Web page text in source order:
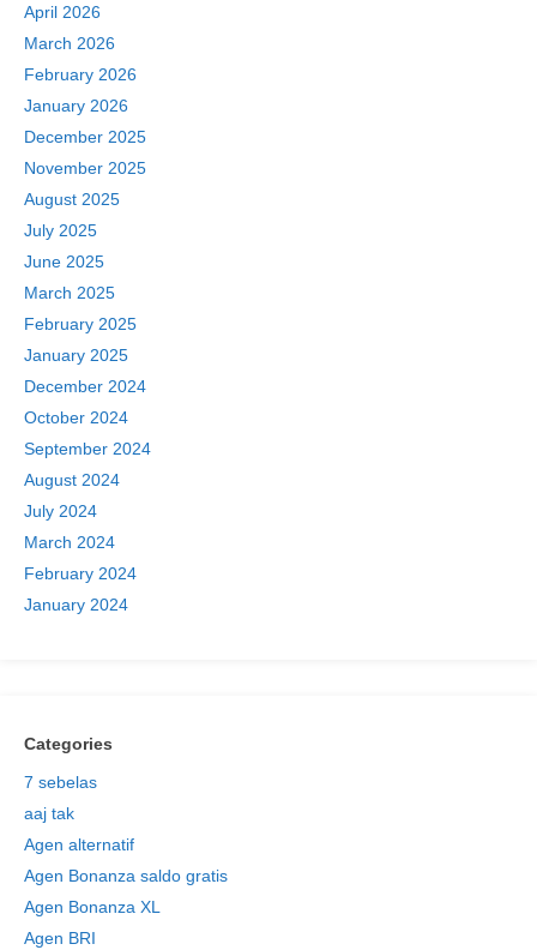
April 2026
March 2026
February 2026
January 2026
December 2025
November 2025
August 2025
July 2025
June 2025
March 2025
February 2025
January 2025
December 2024
October 2024
September 2024
August 2024
July 2024
March 2024
February 2024
January 2024
Categories
7 sebelas
aaj tak
Agen alternatif
Agen Bonanza saldo gratis
Agen Bonanza XL
Agen BRI